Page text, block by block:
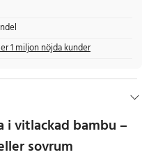
1 miljon nöjda kunder
i vitlackad bambu –
sovrum